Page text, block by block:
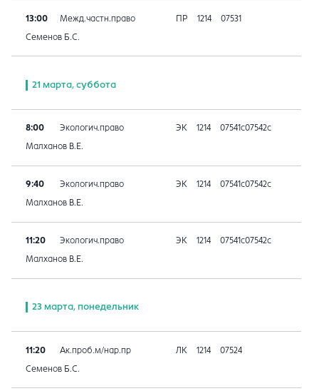
13:00 Межд.частн.право ПР 1214 07531
Семенов Б.С.
21 марта, суббота
8:00 Экологич.право ЭК 1214 07541с07542с
Малханов В.Е.
9:40 Экологич.право ЭК 1214 07541с07542с
Малханов В.Е.
11:20 Экологич.право ЭК 1214 07541с07542с
Малханов В.Е.
23 марта, понедельник
11:20 Ак.проб.м/нар.пр ЛК 1214 07524
Семенов Б.С.